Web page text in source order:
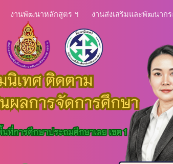
Skip to main content
งานพัฒนาหลักสูตร ฯ